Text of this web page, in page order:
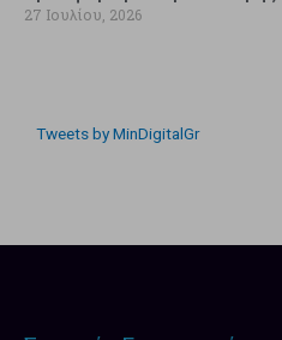
27 Ιουλίου, 2026
Tweets by MinDigitalGr